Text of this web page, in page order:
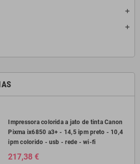
add
add
Impressora colorida a jato de tinta Canon
Pixma ix6850 a3+ - 14,5 ipm preto - 10,4
ipm colorido - usb - rede - wi-fi
217,38 €